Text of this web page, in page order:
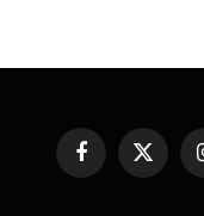
FacebookX
(Twitter)